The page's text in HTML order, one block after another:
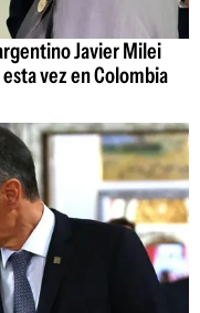
Javier Milei
vez en Colombia